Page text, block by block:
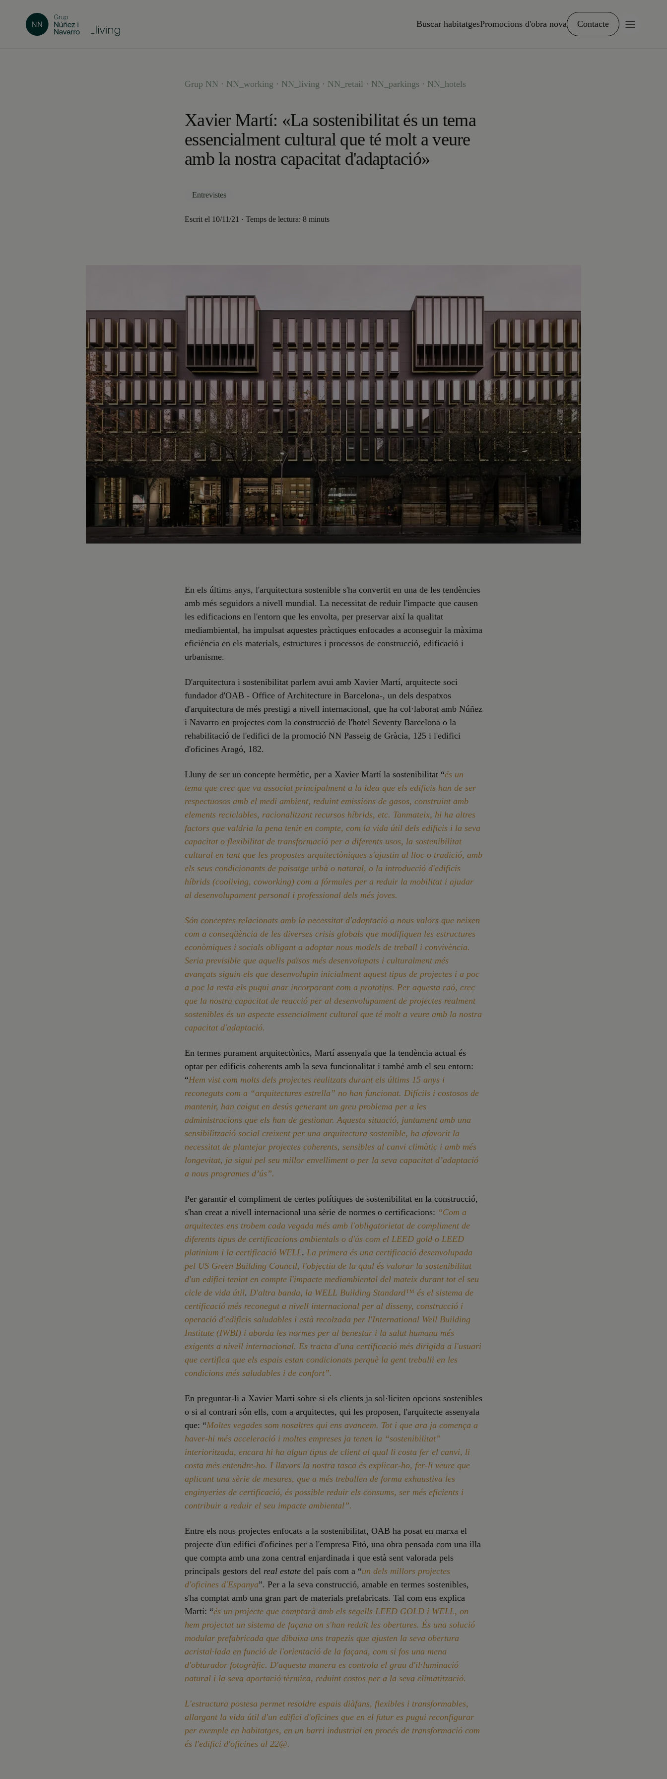
Buscar habitatgesPromocions d'obra nova Contacte
Grup NN · NN_working · NN_living · NN_retail · NN_parkings · NN_hotels
Xavier Martí: «La sostenibilitat és un tema
essencialment cultural que té molt a veure
amb la nostra capacitat d'adaptació»
Entrevistes
Escrit el 10/11/21 · Temps de lectura: 8 minuts
En els últims anys, l'arquitectura sostenible s'ha convertit en una de les tendències
amb més seguidors a nivell mundial. La necessitat de reduir l'impacte que causen
les edificacions en l'entorn que les envolta, per preservar així la qualitat
mediambiental, ha impulsat aquestes pràctiques enfocades a aconseguir la màxima
eficiència en els materials, estructures i processos de construcció, edificació i
urbanisme.
D'arquitectura i sostenibilitat parlem avui amb Xavier Martí, arquitecte soci
fundador d'OAB - Office of Architecture in Barcelona-, un dels despatxos
d'arquitectura de més prestigi a nivell internacional, que ha col·laborat amb Núñez
i Navarro en projectes com la construcció de l'hotel Seventy Barcelona o la
rehabilitació de l'edifici de la promoció NN Passeig de Gràcia, 125 i l'edifici
d'oficines Aragó, 182.
Lluny de ser un concepte hermètic, per a Xavier Martí la sostenibilitat “és un
tema que crec que va associat principalment a la idea que els edificis han de ser
respectuosos amb el medi ambient, reduint emissions de gasos, construint amb
elements reciclables, racionalitzant recursos híbrids, etc. Tanmateix, hi ha altres
factors que valdria la pena tenir en compte, com la vida útil dels edificis i la seva
capacitat o flexibilitat de transformació per a diferents usos, la sostenibilitat
cultural en tant que les propostes arquitectòniques s'ajustin al lloc o tradició, amb
els seus condicionants de paisatge urbà o natural, o la introducció d'edificis
híbrids (cooliving, coworking) com a fórmules per a reduir la mobilitat i ajudar
al desenvolupament personal i professional dels més joves.
Són conceptes relacionats amb la necessitat d'adaptació a nous valors que neixen
com a conseqüència de les diverses crisis globals que modifiquen les estructures
econòmiques i socials obligant a adoptar nous models de treball i convivència.
Seria previsible que aquells països més desenvolupats i culturalment més
avançats siguin els que desenvolupin inicialment aquest tipus de projectes i a poc
a poc la resta els pugui anar incorporant com a prototips. Per aquesta raó, crec
que la nostra capacitat de reacció per al desenvolupament de projectes realment
sostenibles és un aspecte essencialment cultural que té molt a veure amb la nostra
capacitat d'adaptació.
En termes purament arquitectònics, Martí assenyala que la tendència actual és
optar per edificis coherents amb la seva funcionalitat i també amb el seu entorn:
“Hem vist com molts dels projectes realitzats durant els últims 15 anys i
reconeguts com a “arquitectures estrella” no han funcionat. Difícils i costosos de
mantenir, han caigut en desús generant un greu problema per a les
administracions que els han de gestionar. Aquesta situació, juntament amb una
sensibilització social creixent per una arquitectura sostenible, ha afavorit la
necessitat de plantejar projectes coherents, sensibles al canvi climàtic i amb més
longevitat, ja sigui pel seu millor envelliment o per la seva capacitat d’adaptació
a nous programes d’ús”.
Per garantir el compliment de certes polítiques de sostenibilitat en la construcció,
s'han creat a nivell internacional una sèrie de normes o certificacions: “Com a
arquitectes ens trobem cada vegada més amb l'obligatorietat de compliment de
diferents tipus de certificacions ambientals o d'ús com el LEED gold o LEED
platinium i la certificació WELL. La primera és una certificació desenvolupada
pel US Green Building Council, l'objectiu de la qual és valorar la sostenibilitat
d'un edifici tenint en compte l'impacte mediambiental del mateix durant tot el seu
cicle de vida útil. D'altra banda, la WELL Building Standard™ és el sistema de
certificació més reconegut a nivell internacional per al disseny, construcció i
operació d'edificis saludables i està recolzada per l'International Well Building
Institute (IWBI) i aborda les normes per al benestar i la salut humana més
exigents a nivell internacional. Es tracta d'una certificació més dirigida a l'usuari
que certifica que els espais estan condicionats perquè la gent treballi en les
condicions més saludables i de confort”.
En preguntar-li a Xavier Martí sobre si els clients ja sol·liciten opcions sostenibles
o si al contrari són ells, com a arquitectes, qui les proposen, l'arquitecte assenyala
que: “Moltes vegades som nosaltres qui ens avancem. Tot i que ara ja comença a
haver-hi més acceleració i moltes empreses ja tenen la “sostenibilitat”
interioritzada, encara hi ha algun tipus de client al qual li costa fer el canvi, li
costa més entendre-ho. I llavors la nostra tasca és explicar-ho, fer-li veure que
aplicant una sèrie de mesures, que a més treballen de forma exhaustiva les
enginyeries de certificació, és possible reduir els consums, ser més eficients i
contribuir a reduir el seu impacte ambiental”.
Entre els nous projectes enfocats a la sostenibilitat, OAB ha posat en marxa el
projecte d'un edifici d'oficines per a l'empresa Fitó, una obra pensada com una illa
que compta amb una zona central enjardinada i que està sent valorada pels
principals gestors del real estate del país com a “un dels millors projectes
d'oficines d'Espanya”. Per a la seva construcció, amable en termes sostenibles,
s'ha comptat amb una gran part de materials prefabricats. Tal com ens explica
Martí: “és un projecte que comptarà amb els segells LEED GOLD i WELL, on
hem projectat un sistema de façana on s'han reduït les obertures. És una solució
modular prefabricada que dibuixa uns trapezis que ajusten la seva obertura
acristal·lada en funció de l'orientació de la façana, com si fos una mena
d'obturador fotogràfic. D'aquesta manera es controla el grau d'il·luminació
natural i la seva aportació tèrmica, reduint costos per a la seva climatització.
L'estructura postesa permet resoldre espais diàfans, flexibles i transformables,
allargant la vida útil d'un edifici d'oficines que en el futur es pugui reconfigurar
per exemple en habitatges, en un barri industrial en procés de transformació com
és l'edifici d'oficines al 22@.